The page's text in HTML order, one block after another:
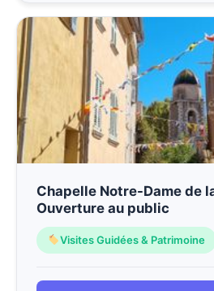
Chapelle Notre-Dame de
Ouverture au public
Visites Guidées & Patrimoine